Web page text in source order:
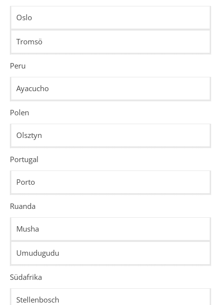
Oslo
Tromsö
Peru
Ayacucho
Polen
Olsztyn
Portugal
Porto
Ruanda
Musha
Umudugudu
Südafrika
Stellenbosch